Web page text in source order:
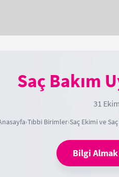
Saç Bakım
31
›Tıbbi Birimler›Saç Ekimi ve
Bilgi